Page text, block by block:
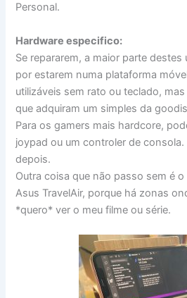
Personal.
Hardware especifico:
Se repararem, a maior parte
por estarem numa plataforma
utilizáveis sem rato ou teclado,
que adquiram um simples da
Para os gamers mais hardcore,
joypad ou um controler de consola.
depois.
Outra coisa que não passo sem é
Asus TravelAir, porque há zonas
*quero* ver o meu filme ou série.